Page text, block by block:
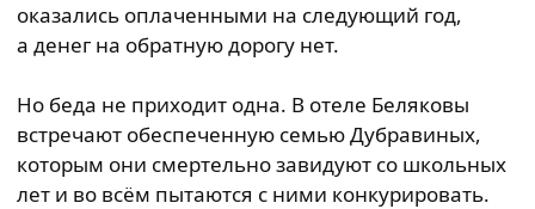
оказались оплаченными на следующий год,
а денег на обратную дорогу нет.
Но беда не приходит одна. В отеле Беляковы
встречают обеспеченную семью Дубравиных,
которым они смертельно завидуют со школьных
лет и во всём пытаются с ними конкурировать.